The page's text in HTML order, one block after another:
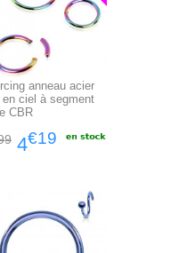
anneau acier
en ciel à segment
CBR
4€19